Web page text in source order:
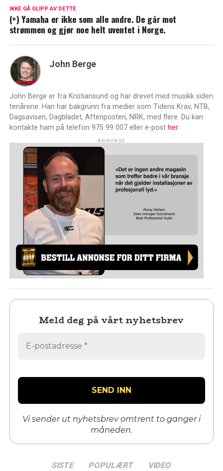
IKKE GÅ GLIPP AV DETTE
(+) Yamaha er ikke som alle andre. De går mot
strømmen og gjør noe helt uventet i Norge.
John Berge
John Berge er fra Kristiansund og har drevet med musikk siden
tenårene. Han har bakgrunn fra medier som Tidens Krav, NTB,
Dagsavisen, Dagbladet, Aftenposten, NRK, med flere. Du kan
kontakte ham på telefon 975 99 007 eller e-post her.
ANNONSE
Meld deg på vårt nyhetsbrev
Vi sender ut nyhetsbrev omtrent to ganger i
måneden.
SISTE POPULÆRT VIDEO